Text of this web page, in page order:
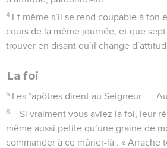
4 Et même s’il se rend coupable à ton
cours de la même journée, et que
trouver en disant qu’il change
La foi
5 Les *apôtres dirent au Seigneur :
6 —Si vraiment vous aviez la foi, leur
même aussi petite qu’une graine de
commander à ce mûrier-là : « Arrache